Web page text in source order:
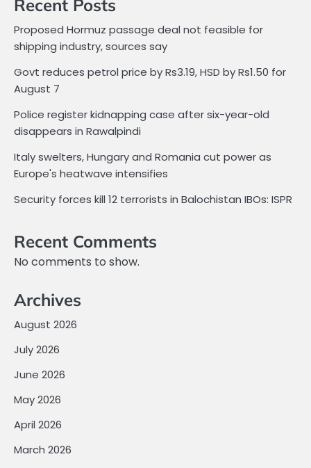
Recent Posts
Proposed Hormuz passage deal not feasible for
shipping industry, sources say
Govt reduces petrol price by Rs3.19, HSD by Rs1.50 for
August 7
Police register kidnapping case after six-year-old
disappears in Rawalpindi
Italy swelters, Hungary and Romania cut power as
Europe's heatwave intensifies
Security forces kill 12 terrorists in Balochistan IBOs: ISPR
Recent Comments
No comments to show.
Archives
August 2026
July 2026
June 2026
May 2026
April 2026
March 2026